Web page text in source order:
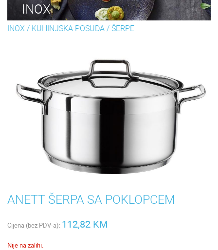
INOX
INOX / KUHINJSKA POSUDA/ŠERPE
ANETT ŠERPA SA POKLOPCEM
Cijena (bez PDV-a): 112,82 KM
Nije na zalihi.